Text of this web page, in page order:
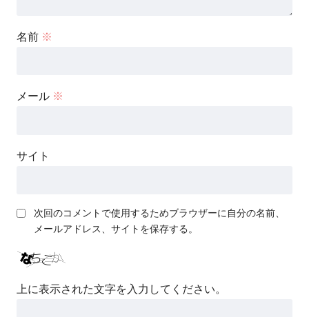
名前 ※
メール ※
サイト
次回のコメントで使用するためブラウザーに自分の名前、
メールアドレス、サイトを保存する。
上に表示された文字を入力してください。